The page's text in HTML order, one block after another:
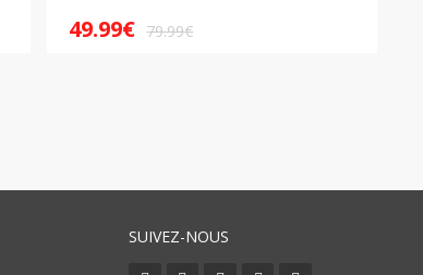
sur 5
79.99€
49.99€
SUIVEZ-NOUS